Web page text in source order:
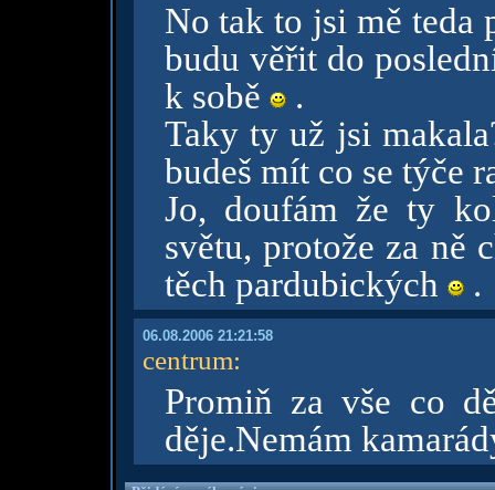
No tak to jsi mě teda
budu věřit do
k sobě
.
Taky ty už jsi
budeš mít co se týče
Jo, doufám že ty
světu, protože za ně
těch pardubických
.
06.08.2006 21:21:58
centrum:
Promiň za vše co
děje.Nemám